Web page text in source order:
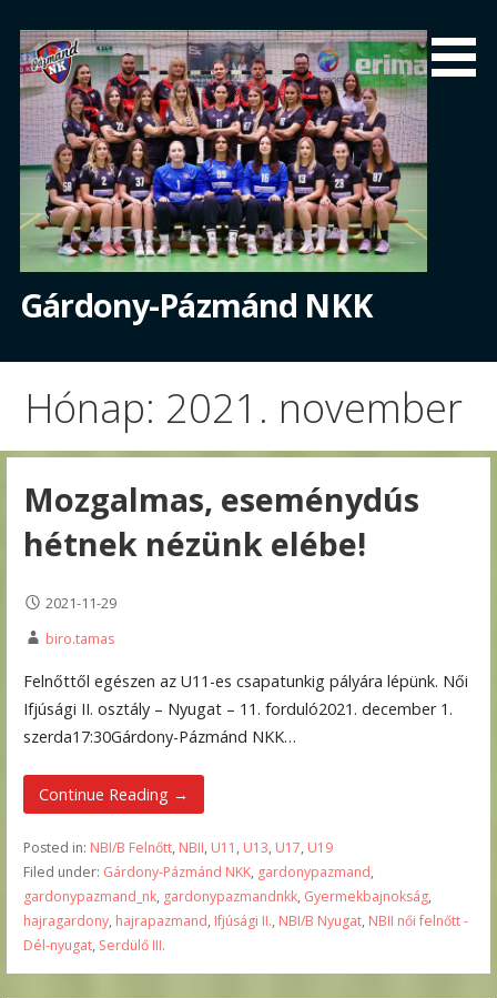
content
Gárdony-Pázmánd NKK
Hónap: 2021. november
Mozgalmas, eseménydús
hétnek nézünk elébe!
2021-11-29
biro.tamas
Felnőttől egészen az U11-es csapatunkig pályára lépünk. Női
Ifjúsági II. osztály – Nyugat – 11. forduló2021. december 1.
szerda17:30Gárdony-Pázmánd NKK…
Continue Reading →
Posted in: NBI/B Felnőtt, NBII, U11 , U13, U17, U19
Filed under: Gárdony-Pázmánd NKK, gardonypazmand,
gardonypazmand_nk, gardonypazmandnkk, Gyermekbajnokság,
hajragardony, hajrapazmand, Ifjúsági II., NBI/B Nyugat, NBII női felnőtt -
Dél-nyugat, Serdülő III.